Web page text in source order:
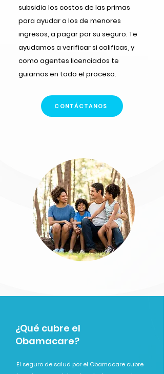
subsidia los costos de las primas
para ayudar a los de menores
ingresos, a pagar por su seguro. Te
ayudamos a verificar si calificas, y
como agentes licenciados te
guiamos en todo el proceso.
CONTÁCTANOS
¿Qué cubre el
Obamacare?
El seguro de salud por el Obamacare cubre